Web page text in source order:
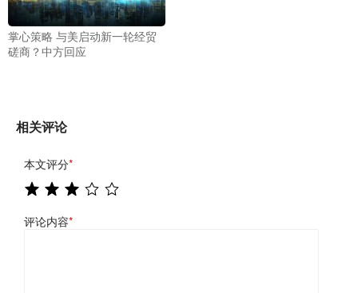
掌心策略 与美启动新一轮经贸
磋商？中方回应
相关评论
本文评分*
评论内容*